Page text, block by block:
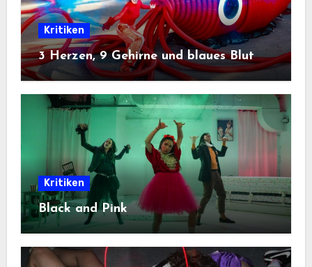
Kritiken
3 Herzen, 9 Gehirne und blaues Blut
Kritiken
Black and Pink